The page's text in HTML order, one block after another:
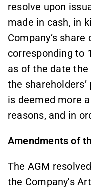
resolve upon
made in cash, in
Company’s
corresponding to
as of the date
the
is deemed more
reasons, and in
Amendments of
The AGM
the Company's